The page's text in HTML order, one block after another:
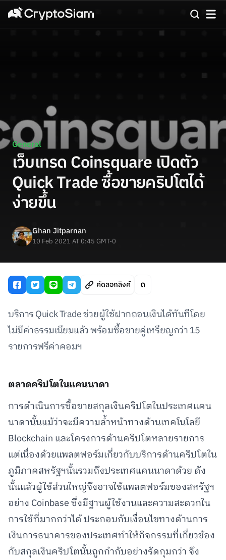
General
เว็บเทรด Coinsquare เปิดตัว
Quick Trade ซื้อขายคริปโตได้
ง่ายขึ้น
Ghan Jitparnan
10 Feb 2021 AT 0:45 GMT-0
คัดลอกลิงค์
บริการ Quick Trade ช่วยผู้ใช้ฝากถอนเงินได้ทันทีโดย
ไม่มีค่าธรรมเนียมแล้ว พร้อมซื้อขายคู่เหรียญกว่า 15
รายการฟรีค่าคอมฯ
ตลาดคริปโตในแคนนาดา
การดำเนินการซื้อขายสกุลเงินคริปโตในประเทศแคน
นาดานั้นแม้ว่าจะมีความล้ำหน้าทางด้านเทคโนโลยี
Blockchain และโครงการด้านคริปโตหลายรายการ
แต่เนื่องด้วยแพลตฟอร์มเกี่ยวกับบริการด้านคริปโตใน
ภูมิภาคสหรัฐฯนั้นรวมถึงประเทศแคนนาดาด้วย ดัง
นั้นแล้วผู้ใช้ส่วนใหญ่จึงอาจใช้แพลตฟอร์มของสหรัฐฯ
อย่าง Coinbase ซึ่งมีฐานผู้ใช้งานและความสะดวกใน
การใช้ที่มากกว่าได้ ประกอบกับเงื่อนไขทางด้านการ
เงินการธนาคารของประเทศทำให้กิจกรรมที่เกี่ยวข้อง
กับสกุลเงินคริปโตนั้นถูกกำกับอย่างรัดกุมกว่า จึง